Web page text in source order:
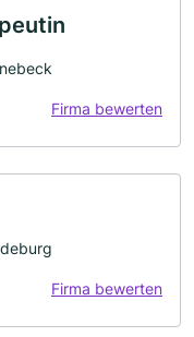
Firma bewerten
Firma bewerten